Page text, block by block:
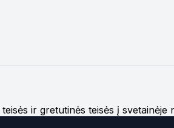
ir gretutinės teisės į